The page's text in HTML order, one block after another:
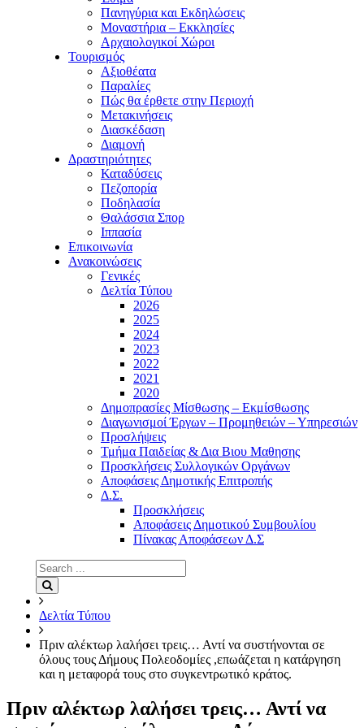
Πανηγύρια και Εκδηλώσεις
Μοναστήρια – Εκκλησίες
Αρχαιολογικοί Χώροι
Τουρισμός
Αξιοθέατα
Παραλίες
Πώς θα έρθετε στην Περιοχή
Μετακινήσεις
Διασκέδαση
Διαμονή
Δραστηριότητες
Καταδύσεις
Πεζοπορία
Ποδηλασία
Θαλάσσια Σπορ
Ιππασία
Επικοινωνία
Ανακοινώσεις
Γενικές
Δελτία Τύπου
2026
2025
2024
2023
2022
2021
2020
Δημοπρασίες Μίσθωσης – Εκμίσθωσης
Διαγωνισμοί Έργων – Προμηθειών – Υπηρεσιών
Προσλήψεις
Τμήμα Παιδείας & Δια Βιου Μαθησης
Προσκλήσεις Συλλογικών Οργάνων
Αποφάσεις Δημοτικής Επιτροπής
Δ.Σ.
Προσκλήσεις
Αποφάσεις Δημοτικού Συμβουλίου
Πίνακας Αποφάσεων Δ.Σ
Search
for:
Δελτία Τύπου
Πριν αλέκτωρ λαλήσει τρεις… Αντί να συστήνονται σε
όλους τους Δήμους Πολεοδομίες ,επωάζεται η κατάργηση
και η μεταφορά τους στο συγκεντρωτικό κράτος.
Πριν αλέκτωρ λαλήσει τρεις… Αντί να